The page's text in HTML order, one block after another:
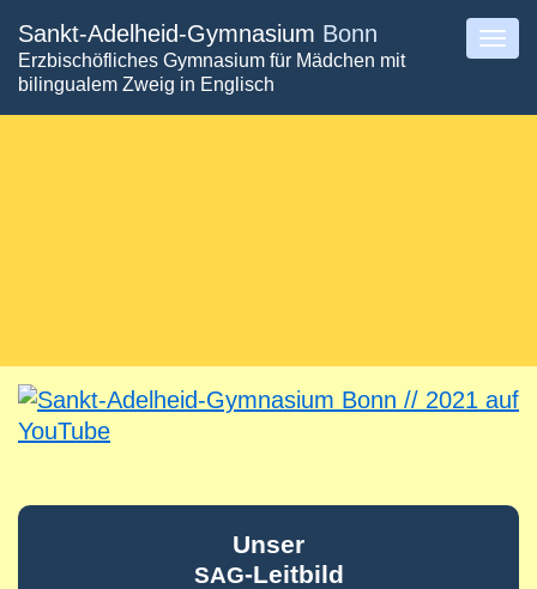
Direkt
zum
Sankt-Adelheid-Gymnasium Bonn
Erzbischöfliches Gymnasium für Mädchen mit
bilingualem Zweig in Englisch
Unser
SAG-Leitbild